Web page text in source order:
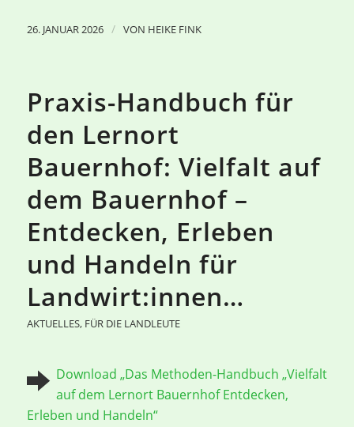
26. JANUAR 2026 / VON HEIKE FINK
Praxis-Handbuch für
den Lernort
Bauernhof: Vielfalt auf
dem Bauernhof –
Entdecken, Erleben
und Handeln für
Landwirt:innen…
AKTUELLES, FÜR DIE LANDLEUTE
Download „Das Methoden-Handbuch „Vielfalt
auf dem Lernort Bauernhof Entdecken,
Erleben und Handeln“